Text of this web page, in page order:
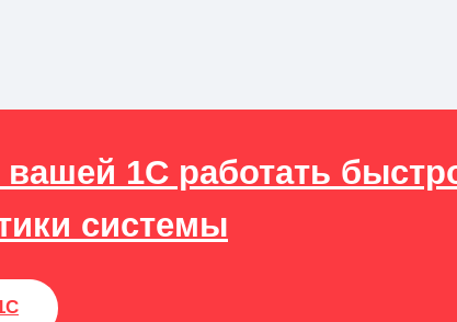
вашей 1С работать
системы